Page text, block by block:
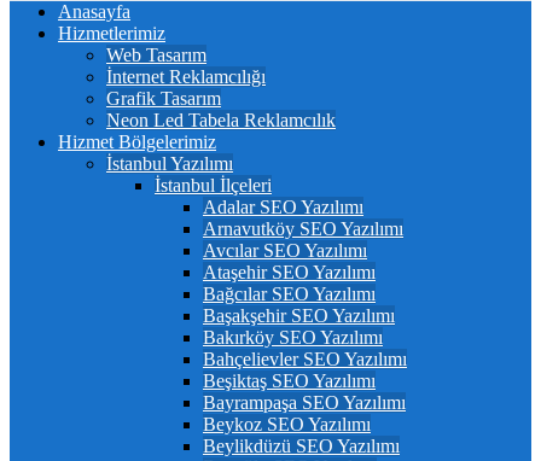
Anasayfa
Hizmetlerimiz
Web Tasarım
İnternet Reklamcılığı
Grafik Tasarım
Neon Led Tabela Reklamcılık
Hizmet Bölgelerimiz
İstanbul Yazılımı
İstanbul İlçeleri
Adalar SEO Yazılımı
Arnavutköy SEO Yazılımı
Avcılar SEO Yazılımı
Ataşehir SEO Yazılımı
Bağcılar SEO Yazılımı
Başakşehir SEO Yazılımı
Bakırköy SEO Yazılımı
Bahçelievler SEO Yazılımı
Beşiktaş SEO Yazılımı
Bayrampaşa SEO Yazılımı
Beykoz SEO Yazılımı
Beylikdüzü SEO Yazılımı